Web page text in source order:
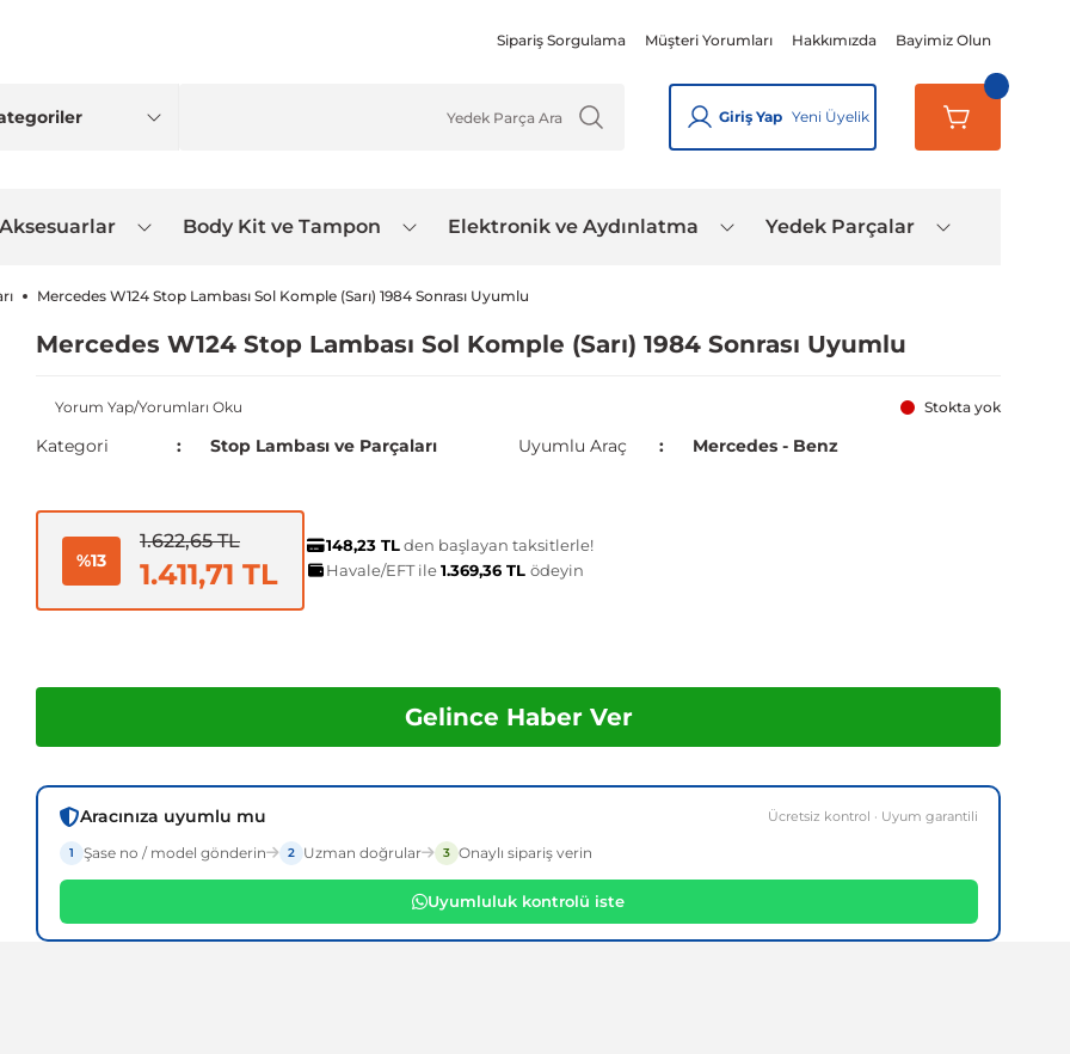
Sipariş Sorgulama Müşteri Yorumları Hakkımızda Bayimiz Olun
Giriş Yap Yeni Üyelik
Aksesuarlar Body Kit ve Tampon Elektronik ve Aydınlatma Yedek Parçalar
Mercedes W124 Stop Lambası Sol Komple (Sarı) 1984 Sonrası Uyumlu
Mercedes W124 Stop Lambası Sol Komple (Sarı) 1984 Sonrası Uyumlu
Yorum Yap/Yorumları Oku Stokta yok
Kategori Stop Lambası ve Parçaları Uyumlu Araç Mercedes - Benz
%13
1.622,65 TL
1.411,71 TL
148,23 TLden başlayan taksitlerle!
Havale/EFT ile1.369,36 TL ödeyin
Gelince Haber Ver
Aracınıza uyumlu mu Ücretsiz kontrol · Uyum garantili
1 Şase no / model gönderin 2 Uzman doğrular 3 Onaylı sipariş verin
Uyumluluk kontrolü iste